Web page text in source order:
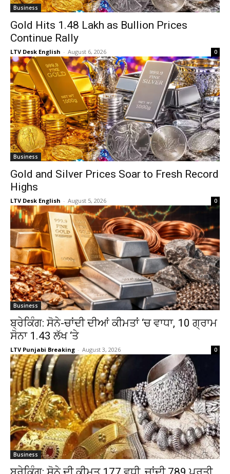
Business
Gold Hits ₹1.48 Lakh as Bullion Prices
Continue Rally
LTV Desk English - August 6, 2026 0
Business
Gold and Silver Prices Soar to Fresh Record
Highs
LTV Desk English - August 5, 2026 0
Business
ਬ੍ਰੇਕਿੰਗ: ਸੋਨੇ-ਚਾਂਦੀ ਦੀਆਂ ਕੀਮਤਾਂ ‘ਚ ਵਾਧਾ, 10 ਗ੍ਰਾਮ
ਸੋਨਾ ₹1.43 ਲੱਖ ‘ਤੇ
LTV Punjabi Breaking - August 3, 2026 0
Business